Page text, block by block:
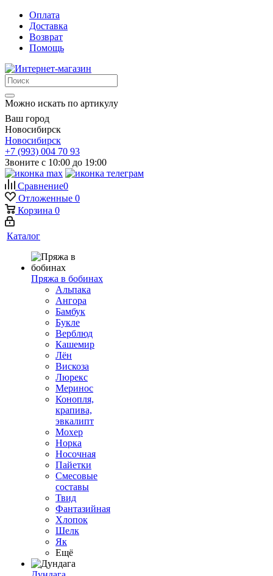
Оплата
Доставка
Возврат
Помощь
Можно искать по артикулу
Ваш город
Новосибирск
Новосибирск
+7 (993) 004 70 93
Звоните с 10:00 до 19:00
Сравнение0
Отложенные 0
Корзина 0
Каталог
Пряжа в бобинах
Альпака
Ангора
Бамбук
Букле
Верблюд
Кашемир
Лён
Вискоза
Люрекс
Меринос
Конопля,
крапива,
эвкалипт
Мохер
Норка
Носочная
Пайетки
Смесовые
составы
Твид
Фантазийная
Хлопок
Шелк
Як
Ещё